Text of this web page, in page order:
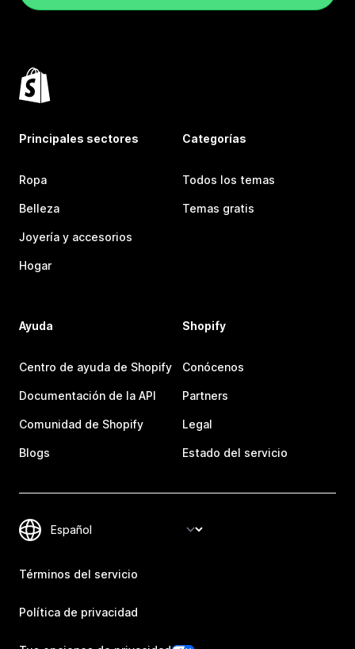
Principales sectores
Ropa
Belleza
Joyería y accesorios
Hogar
Categorías
Todos los temas
Temas gratis
Ayuda
Centro de ayuda de Shopify
Documentación de la API
Comunidad de Shopify
Blogs
Shopify
Conócenos
Partners
Legal
Estado del servicio
Términos del servicio
Política de privacidad